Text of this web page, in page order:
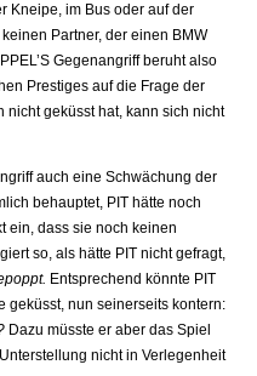
Kneipe, im Bus oder auf der
Partner, der einen BMW
Gegenangriff be­ruht also
Prestiges auf die Frage der
nicht geküsst hat, kann sich nicht
auch eine Schwächung der
behauptet, PIT hätte noch
ein, dass sie noch keinen
so, als hätte PIT nicht gefragt,
Entsprechend könnte PIT
geküsst, nun seinerseits kontern:
Dazu müsste er aber das Spiel
nicht in Verlegenheit